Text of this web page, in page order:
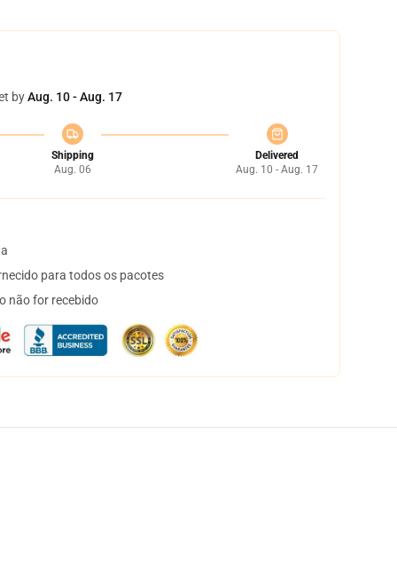
byAug. 10 - Aug. 17
Shipping
Aug. 06
Delivered
Aug. 10 - Aug. 17
para todos os pacotes
não for recebido